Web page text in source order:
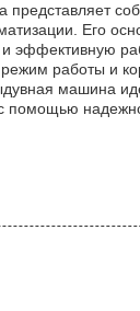
представляет
Его
и эффективную
работы и
машина
помощью